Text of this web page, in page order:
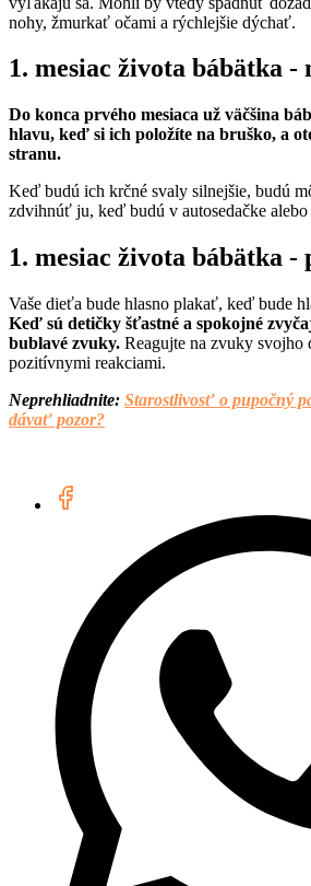
nohy, žmurkať očami a rýchlejšie dýchať.
1. mesiac života bábätka
Do konca prvého mesiaca už väčšina
hlavu, keď si ich položíte na bruško, a
stranu.
Keď budú ich krčné svaly silnejšie, budú
zdvihnúť ju, keď budú v autosedačke alebo
1. mesiac života bábätka -
Vaše dieťa bude hlasno plakať, keď bude
Keď sú detičky šťastné a spokojné
bublavé zvuky. Reagujte na zvuky svojho
pozitívnymi reakciami.
Neprehliadnite: Starostlivosť o pupočný
dávať pozor?